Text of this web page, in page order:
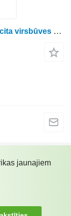
Wspornik błotnika tył H931700050511 cita virsbūves detaļa paredzēts Fendt 828 Vario riteņtraktora
jaunajiem